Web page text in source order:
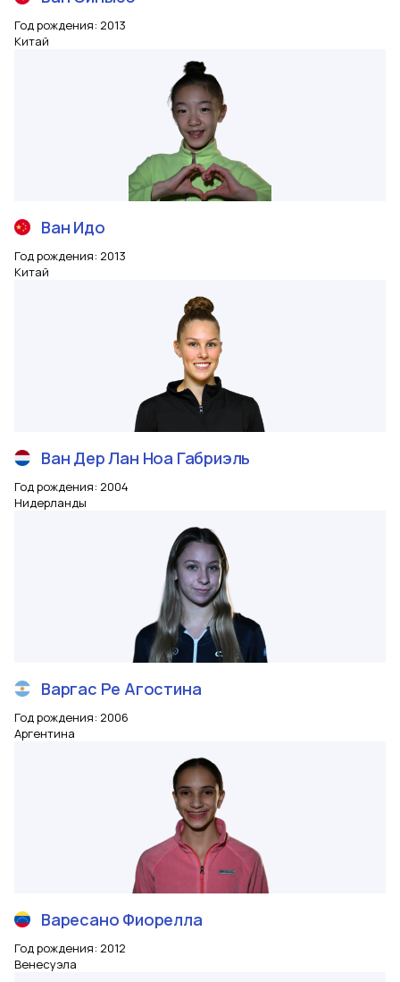
Год рождения: 2013
Китай
Ван Идо
Год рождения: 2013
Китай
Ван Дер Лан Ноа Габриэль
Год рождения: 2004
Нидерланды
Варгас Ре Агостина
Год рождения: 2006
Аргентина
Варесано Фиорелла
Год рождения: 2012
Венесуэла